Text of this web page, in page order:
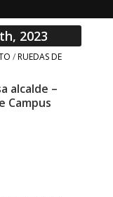
2023
/RUEDAS DE
alcalde –
Campus